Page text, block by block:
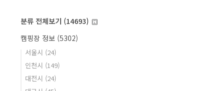
분류 전체보기 (14693)
캠핑장 정보 (5302)
서울시 (24)
인천시 (149)
대전시 (24)